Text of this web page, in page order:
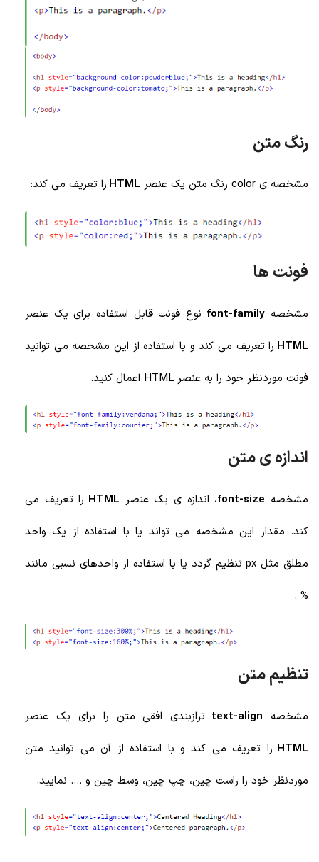
رنگ متن
مشخصه ی color رنگ متن یک عنصر HTML را تعریف می کند:
فونت ها
مشخصه font-family نوع فونت قابل استفاده برای یک عنصر
HTML را تعریف می کند و با استفاده از این مشخصه می توانید
فونت موردنظر خود را به عنصر HTML اعمال کنید.
اندازه ی متن
مشخصه font-size، اندازه ی یک عنصر HTML را تعریف می
کند. مقدار این مشخصه می تواند یا با استفاده از یک واحد
مطلق مثل px تنظیم گردد یا با استفاده از واحدهای نسبی مانند
% .
تنظیم متن
مشخصه text-align ترازبندی افقی متن را برای یک عنصر
HTML را تعریف می کند و با استفاده از آن می توانید متن
موردنظر خود را راست چین، چپ چین، وسط چین و .... نمایید.